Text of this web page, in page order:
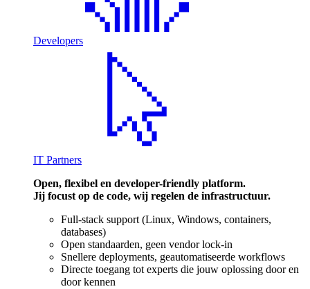
Developers
IT Partners
Open, flexibel en developer-friendly platform.
Jij focust op de code, wij regelen de infrastructuur.
Full-stack support (Linux, Windows, containers,
databases)
Open standaarden, geen vendor lock-in
Snellere deployments, geautomatiseerde workflows
Directe toegang tot experts die jouw oplossing door en
door kennen